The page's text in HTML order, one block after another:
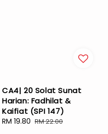
CA4| 20 Solat Sunat
Harian: Fadhilat &
Kaifiat (SPI 147)
Sale
RM 19.80 Regular
RM 22.00